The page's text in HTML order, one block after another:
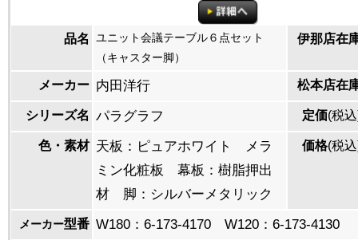
品名
ユニット会議テーブル６点セット
（キャスター脚）
伊那店在
メーカー 内田洋行 松本店在
シリーズ名 パラグラフ 定価(税
色・素材 天板：ピュアホワイト メラ
ミン化粧板 幕板：樹脂押出
材 脚：シルバーメタリック
価格(税
メーカー型番 W180：6-173-4170 W120：6-173-4130